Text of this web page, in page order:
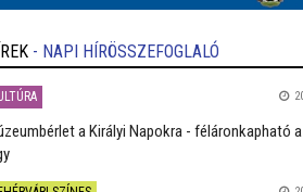
- NAPI HÍRÖSSZEFOGLALÓ
a Királyi Napokra - féláronkapható